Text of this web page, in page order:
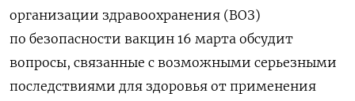
организации здравоохранения (ВОЗ)
по безопасности вакцин 16 марта обсудит
вопросы, связанные с возможными серьезными
последствиями для здоровья от применения